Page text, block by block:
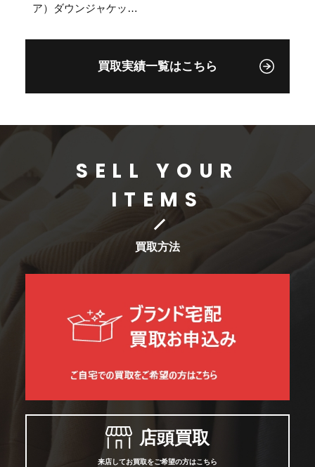
ア）ダウンジャケット♥
ブランド買取販売スト
買取実績一覧はこちら
SELL YOUR
ITEMS
買取方法
店頭買取
来店してお買取をご希望の方はこちら